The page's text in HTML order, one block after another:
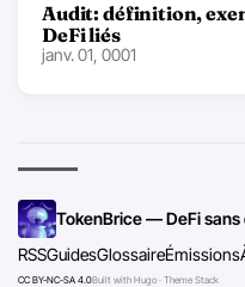
Audit: définition,
DeFi liés
janv. 01, 0001
TokenBrice — DeFi sans
RSSGuidesGlossaireÉmissions
CC BY-NC-SA 4.0Built with Hugo · Theme Stack